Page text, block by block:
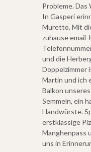
Probleme. Das
In Gasperi
Muretto. Mit
zuhause
und die
Doppelzimmer
Martin und ich
Balkon
Semmeln, ein
Handwürste.
erstklassige
Manghenpass
uns in